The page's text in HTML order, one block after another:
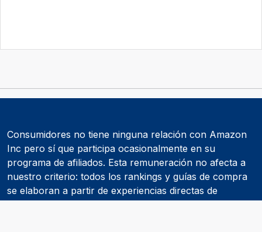
Consumidores no tiene ninguna relación con Amazon
Inc pero sí que participa ocasionalmente en su
programa de afiliados. Esta remuneración no afecta a
nuestro criterio: todos los rankings y guías de compra
se elaboran a partir de experiencias directas de